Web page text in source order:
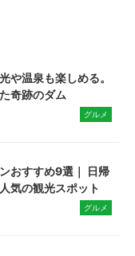
や温泉も楽しめる。
奇跡のダム
グルメ
おすすめ9選｜ 日帰
気の観光スポット
グルメ